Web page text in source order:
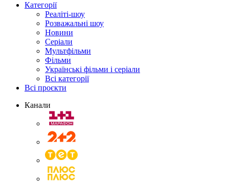
Категорії
Реаліті-шоу
Розважальні шоу
Новини
Серіали
Мультфільми
Фільми
Українські фільми і серіали
Всі категорії
Всі проєкти
Канали